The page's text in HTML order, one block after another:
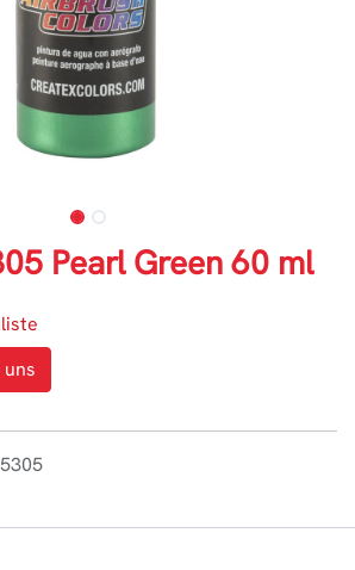
Pearl Green 60 ml